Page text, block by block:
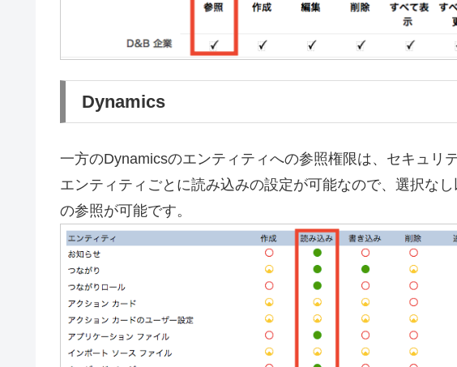
Dynamics
一方のDynamicsのエンティティへの参照権限は、セキュリ
エンティティごとに読み込みの設定が可能なので、選択な
の参照が可能です。